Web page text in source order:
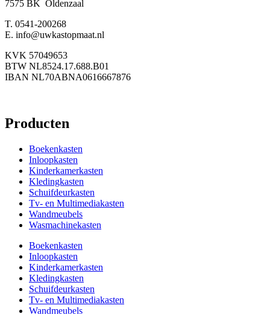
7575 BK Oldenzaal
T. 0541-200268
E. info@uwkastopmaat.nl
KVK 57049653
BTW NL8524.17.688.B01
IBAN NL70ABNA0616667876
Producten
Boekenkasten
Inloopkasten
Kinderkamerkasten
Kledingkasten
Schuifdeurkasten
Tv- en Multimediakasten
Wandmeubels
Wasmachinekasten
Boekenkasten
Inloopkasten
Kinderkamerkasten
Kledingkasten
Schuifdeurkasten
Tv- en Multimediakasten
Wandmeubels